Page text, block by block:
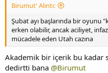
Birumut' Alıntı:
Şubat ayı başlarında bir oyunu
erken olabilir, ancak aciliyet,
mücadele eden Utah cazına
Akademik bir içerik bu kadar
dedirtti bana @Birumut